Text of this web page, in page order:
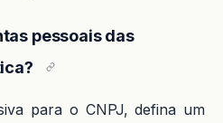
pessoais das
para o CNPJ, defina um